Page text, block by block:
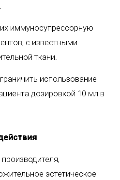
иммуносупрессорную
с известными
ткани.
использование
дозировкой 10 мл в
эстетическое